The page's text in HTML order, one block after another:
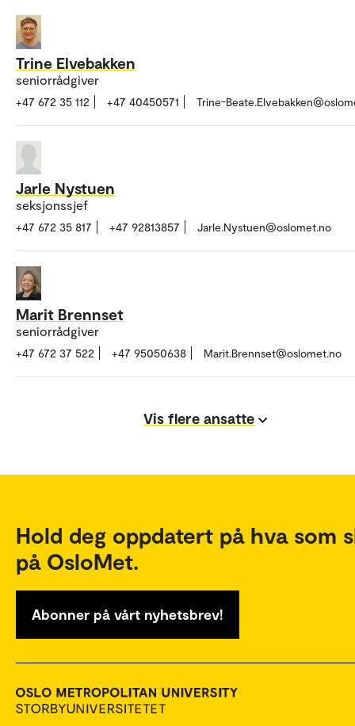
Trine Elvebakken
seniorrådgiver
+47 672 35 112 +47 40450571 Trine-
Jarle Nystuen
seksjonssjef
+47 672 35 817 +47 92813857 Jarle.Nystuen@oslomet.no
Marit Brennset
seniorrådgiver
+47 672 37 522 +47 95050638 Marit.Brennset@oslomet.no
Vis flere ansatte
Hold deg oppdatert på hva som
på OsloMet.
Abonner på vårt nyhetsbrev!